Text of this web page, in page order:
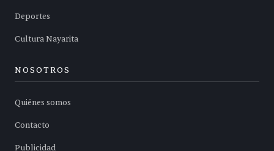
Deportes
Cultura Nayarita
NOSOTROS
Quiénes somos
Contacto
Publicidad